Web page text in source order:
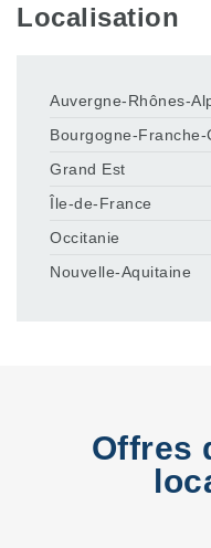
Localisation
Auvergne-Rhônes-
Bourgogne-Franche-
Grand Est
Île-de-France
Occitanie
Nouvelle-Aquitaine
Offres